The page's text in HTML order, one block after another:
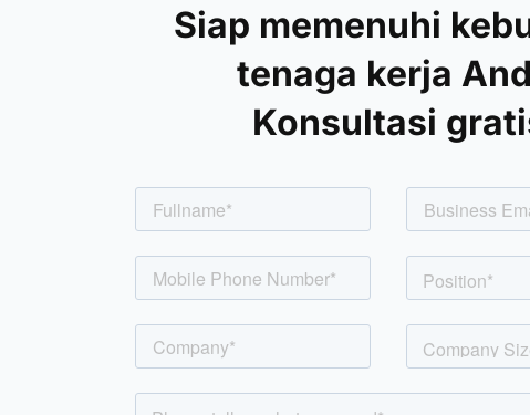
Siap memenuhi
tenaga kerja
Konsultasi